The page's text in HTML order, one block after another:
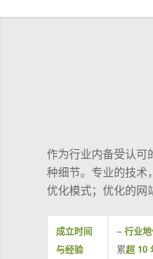
作为行业内备受认可
种细节。专业的技术
优化模式；优化的网
成立时间
与经验
–行业
累超 10